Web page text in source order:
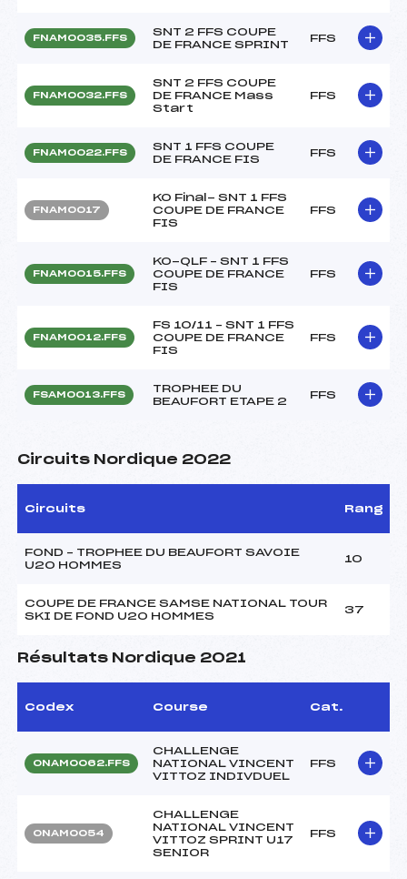
FNAM0035.FFS
SNT 2 FFS COUPE
DE FRANCE SPRINT
FFS
FNAM0032.FFS
SNT 2 FFS COUPE
DE FRANCE Mass
Start
FFS
FNAM0022.FFS
SNT 1 FFS COUPE
DE FRANCE FIS
FFS
FNAM0017
KO Final- SNT 1 FFS
COUPE DE FRANCE
FIS
FFS
FNAM0015.FFS
KO-QLF – SNT 1 FFS
COUPE DE FRANCE
FIS
FFS
FNAM0012.FFS
FS 10/11 – SNT 1 FFS
COUPE DE FRANCE
FIS
FFS
FSAM0013.FFS
TROPHEE DU
BEAUFORT ETAPE 2
FFS
Circuits Nordique 2022
Circuits Rang
FOND – TROPHEE DU BEAUFORT SAVOIE
U20 HOMMES
10
COUPE DE FRANCE SAMSE NATIONAL TOUR
SKI DE FOND U20 HOMMES
37
Résultats Nordique 2021
Codex Course Cat.
ONAM0062.FFS
CHALLENGE
NATIONAL VINCENT
VITTOZ INDIVDUEL
FFS
ONAM0054
CHALLENGE
NATIONAL VINCENT
VITTOZ SPRINT U17
SENIOR
FFS